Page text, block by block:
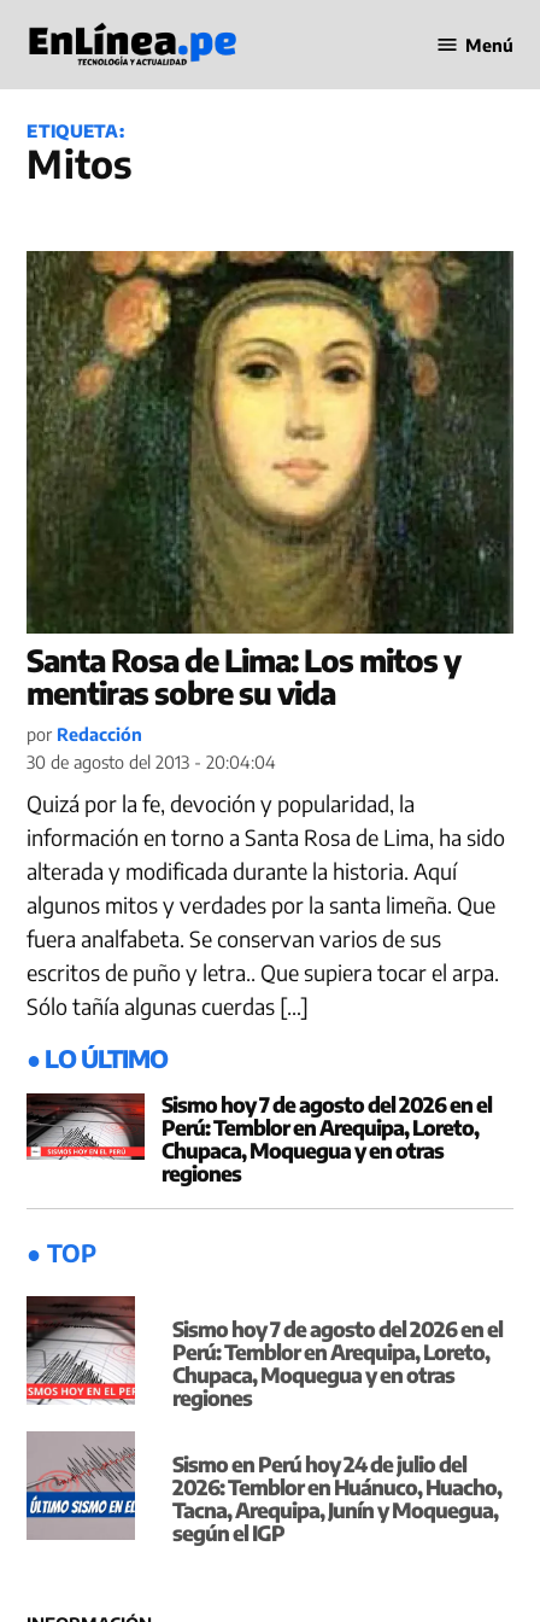
contenido
en Línea
Menú
ETIQUETA:
Mitos
Santa Rosa de Lima: Los mitos y
mentiras sobre su vida
por Redacción
30 de agosto del 2013 - 20:04:04
Quizá por la fe, devoción y popularidad, la
información en torno a Santa Rosa de Lima, ha sido
alterada y modificada durante la historia. Aquí
algunos mitos y verdades por la santa limeña. Que
fuera analfabeta. Se conservan varios de sus
escritos de puño y letra.. Que supiera tocar el arpa.
Sólo tañía algunas cuerdas […]
● LO ÚLTIMO
Sismo hoy 7 de agosto del 2026 en el
Perú: Temblor en Arequipa, Loreto,
Chupaca, Moquegua y en otras
regiones
● TOP
Sismo hoy 7 de agosto del 2026 en el
Perú: Temblor en Arequipa, Loreto,
Chupaca, Moquegua y en otras
regiones
Sismo en Perú hoy 24 de julio del
2026: Temblor en Huánuco, Huacho,
Tacna, Arequipa, Junín y Moquegua,
según el IGP